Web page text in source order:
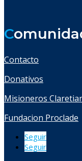
C
Contacto
Donativos
Misioneros
Fundacion Proclade
Seguir
Seguir